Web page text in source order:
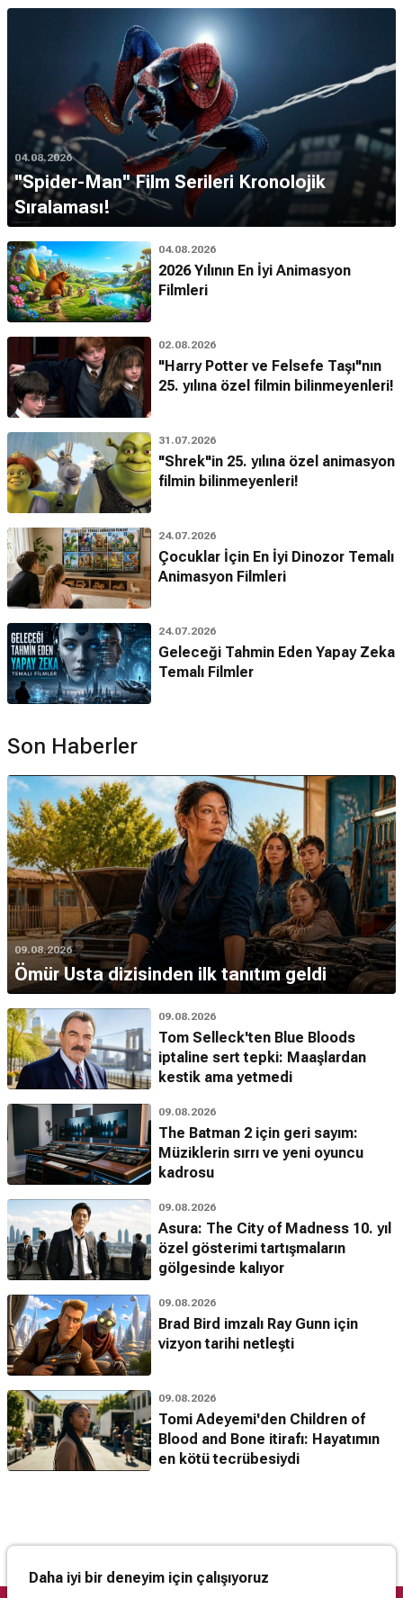
04.08.2026
''Spider-Man'' Film Serileri Kronolojik
Sıralaması!
04.08.2026
2026 Yılının En İyi Animasyon
Filmleri
02.08.2026
"Harry Potter ve Felsefe Taşı"nın
25. yılına özel filmin bilinmeyenleri!
31.07.2026
"Shrek"in 25. yılına özel animasyon
filmin bilinmeyenleri!
24.07.2026
Çocuklar İçin En İyi Dinozor Temalı
Animasyon Filmleri
24.07.2026
Geleceği Tahmin Eden Yapay Zeka
Temalı Filmler
Son Haberler
09.08.2026
Ömür Usta dizisinden ilk tanıtım geldi
09.08.2026
Tom Selleck'ten Blue Bloods
iptaline sert tepki: Maaşlardan
kestik ama yetmedi
09.08.2026
The Batman 2 için geri sayım:
Müziklerin sırrı ve yeni oyuncu
kadrosu
09.08.2026
Asura: The City of Madness 10. yıl
özel gösterimi tartışmaların
gölgesinde kalıyor
09.08.2026
Brad Bird imzalı Ray Gunn için
vizyon tarihi netleşti
09.08.2026
Tomi Adeyemi'den Children of
Blood and Bone itirafı: Hayatımın
en kötü tecrübesiydi
Daha iyi bir deneyim için çalışıyoruz